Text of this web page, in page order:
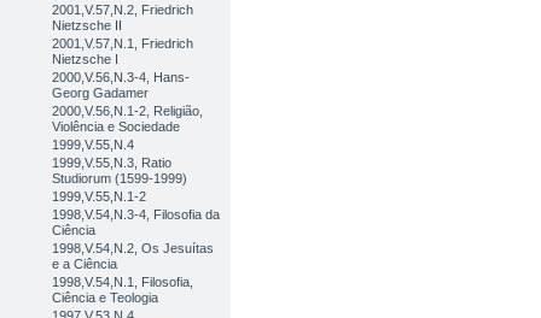
2001,V.57,N.2, Friedrich
Nietzsche II
2001,V.57,N.1, Friedrich
Nietzsche I
2000,V.56,N.3-4, Hans-
Georg Gadamer
2000,V.56,N.1-2, Religião,
Violência e Sociedade
1999,V.55,N.4
1999,V.55,N.3, Ratio
Studiorum (1599-1999)
1999,V.55,N.1-2
1998,V.54,N.3-4, Filosofia da
Ciência
1998,V.54,N.2, Os Jesuítas
e a Ciência
1998,V.54,N.1, Filosofia,
Ciência e Teologia